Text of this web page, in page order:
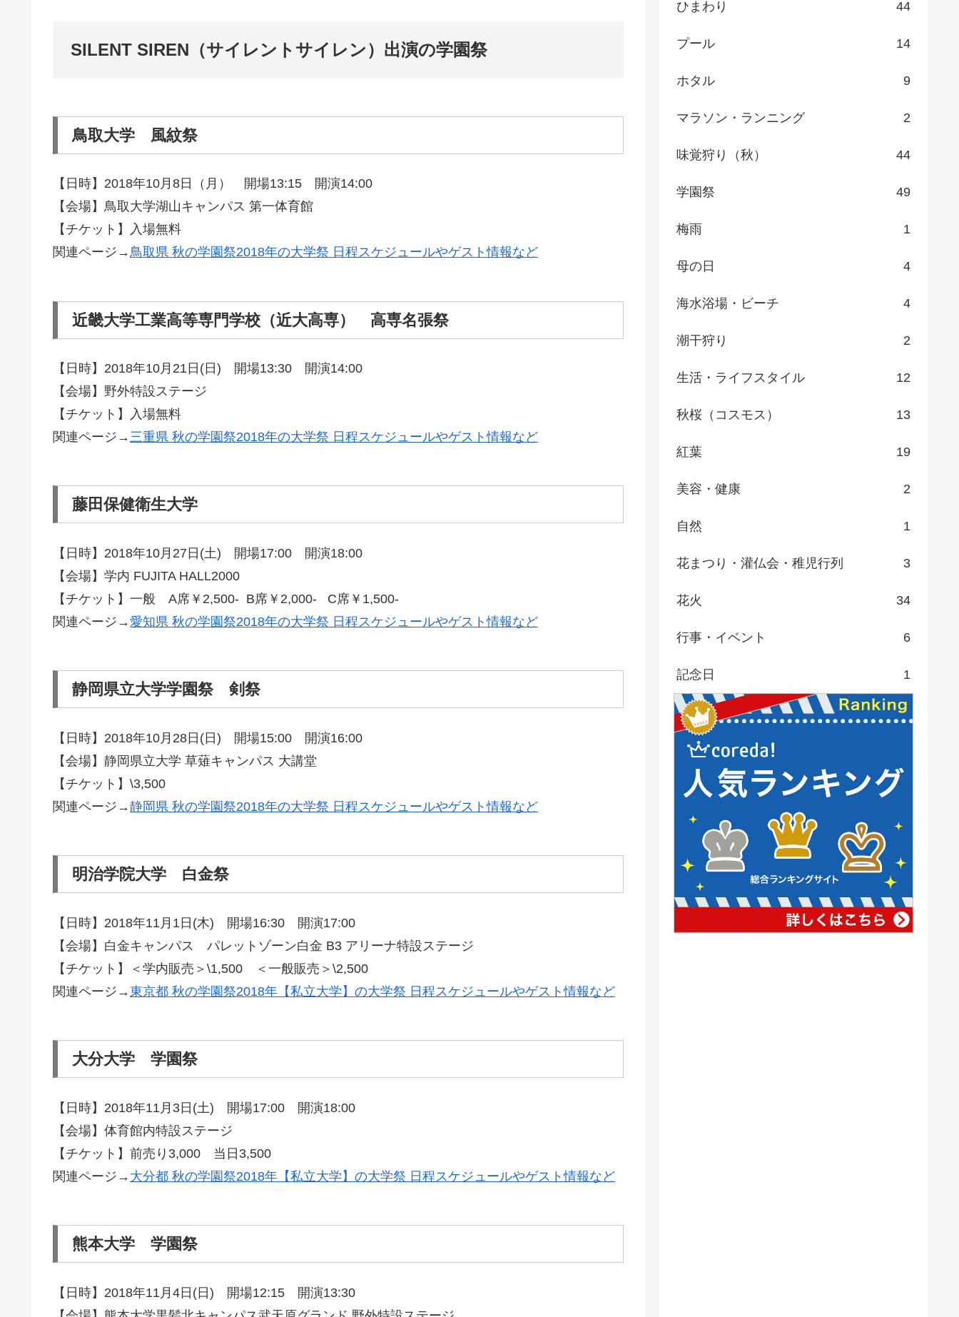
SILENT SIREN（サイレントサイレン）出演の学園祭
鳥取大学 風紋祭
【日時】2018年10月8日（月） 開場13:15 開演14:00
【会場】鳥取大学湖山キャンパス 第一体育館
【チケット】入場無料
関連ページ→ 鳥取県 秋の学園祭2018年の大学祭 日程スケジュールやゲスト情報など
近畿大学工業高等専門学校（近大高専） 高専名張祭
【日時】2018年10月21日(日) 開場13:30 開演14:00
【会場】野外特設ステージ
【チケット】入場無料
関連ページ→ 三重県 秋の学園祭2018年の大学祭 日程スケジュールやゲスト情報など
藤田保健衛生大学
【日時】2018年10月27日(土) 開場17:00 開演18:00
【会場】学内 FUJITA HALL2000
【チケット】一般 A席￥2,500- B席￥2,000- C席￥1,500-
関連ページ→愛知県 秋の学園祭2018年の大学祭 日程スケジュールやゲスト情報など
静岡県立大学学園祭 剣祭
【日時】2018年10月28日(日) 開場15:00 開演16:00
【会場】静岡県立大学 草薙キャンパス 大講堂
【チケット】\3,500
関連ページ→静岡県 秋の学園祭2018年の大学祭 日程スケジュールやゲスト情報など
明治学院大学 白金祭
【日時】2018年11月1日(木) 開場16:30 開演17:00
【会場】白金キャンパス パレットゾーン白金 B3 アリーナ特設ステージ
【チケット】＜学内販売＞\1,500 ＜一般販売＞\2,500
関連ページ→東京都 秋の学園祭2018年【私立大学】の大学祭 日程スケジュールやゲスト情報など
大分大学 学園祭
【日時】2018年11月3日(土) 開場17:00 開演18:00
【会場】体育館内特設ステージ
【チケット】前売り3,000 当日3,500
関連ページ→ 大分都 秋の学園祭2018年【私立大学】の大学祭 日程スケジュールやゲスト情報など
熊本大学 学園祭
【日時】2018年11月4日(日) 開場12:15 開演13:30
ひまわり 44
プール 14
ホタル 9
マラソン・ランニング 2
味覚狩り（秋） 44
学園祭 49
梅雨 1
母の日 4
海水浴場・ビーチ 4
潮干狩り 2
生活・ライフスタイル 12
秋桜（コスモス） 13
紅葉 19
美容・健康 2
自然 1
花まつり・灌仏会・稚児行列 3
花火 34
行事・イベント 6
記念日 1